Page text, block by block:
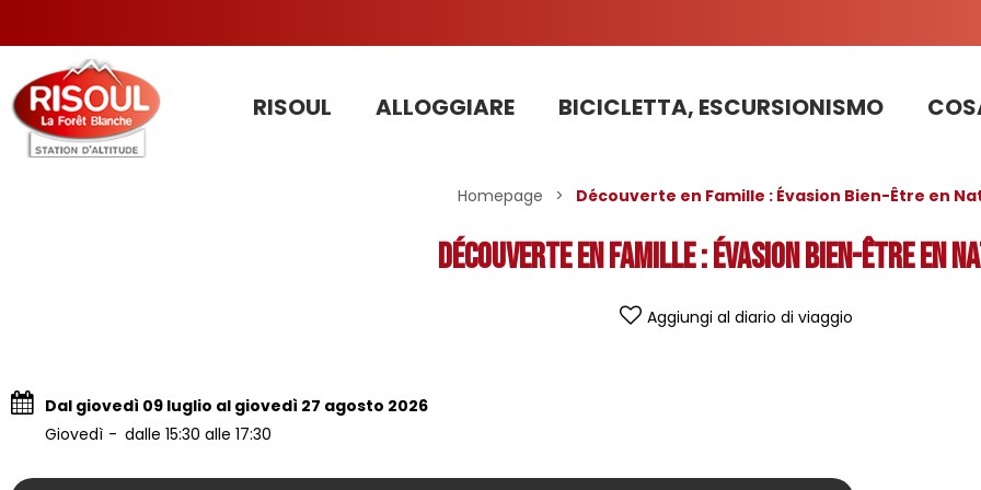
RISOUL ALLOGGIARE BICICLETTA, ESCURSIONISMO
Homepage > Découverte en Famille : Évasion Bien-Être en
Découverte en Famille : Évasion Bien-Être en
Aggiungi al diario di viaggio
Dal giovedì 09 luglio al giovedì 27 agosto 2026
Giovedì
dalle 15:30 alle 17:30